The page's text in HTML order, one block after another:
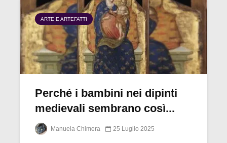
ARTE E ARTEFATTI
Perché i bambini nei dipinti
medievali sembrano così...
Manuela Chimera 25 Luglio 2025